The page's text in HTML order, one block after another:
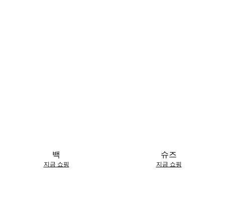
백
지금 쇼핑
슈즈
지금 쇼핑